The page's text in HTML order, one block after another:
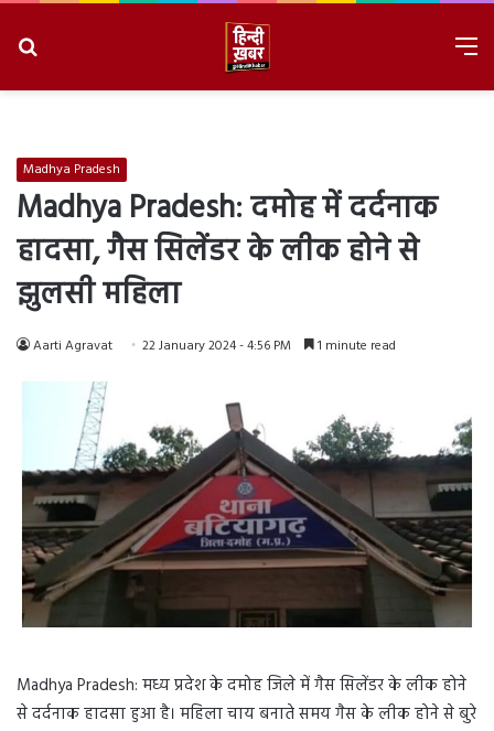
Madhya Pradesh
Madhya Pradesh: दमोह में दर्दनाक
हादसा, गैस सिलेंडर के लीक होने से
झुलसी महिला
Aarti Agravat 22 January 2024 - 4:56 PM 1 minute read
Madhya Pradesh: मध्य प्रदेश के दमोह जिले में गैस सिलेंडर के लीक होने
से दर्दनाक हादसा हुआ है। महिला चाय बनाते समय गैस के लीक होने से बुरे